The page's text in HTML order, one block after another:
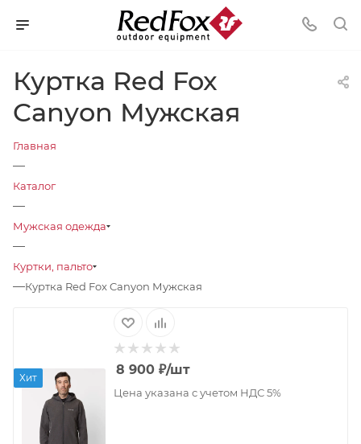
Куртка Red Fox
Canyon Мужская
Главная
—
Каталог
—
Мужская одежда
—
Куртки, пальто
—Куртка Red Fox Canyon Мужская
Хит
8 900 ₽/шт
Цена указана с учетом НДС 5%